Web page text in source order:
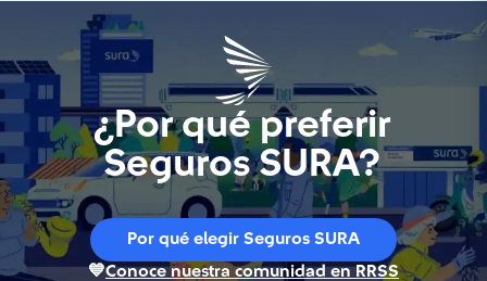
¿Por qué preferir
Seguros SURA?
Por qué elegir Seguros SURA
💙Conoce nuestra comunidad en RRSS